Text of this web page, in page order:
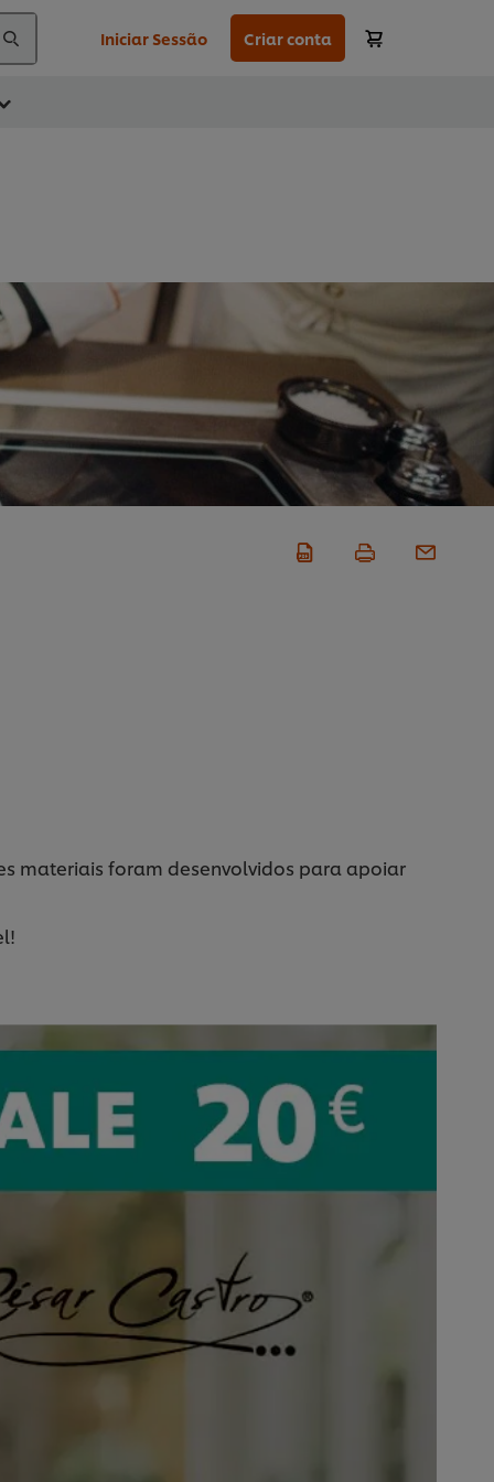
Iniciar Sessão Criar conta
materiais foram desenvolvidos para apoiar